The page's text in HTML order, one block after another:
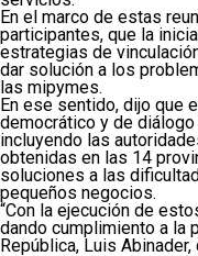
En el marco de estas
participantes, que la
estrategias de
dar solución a los
las mipymes.
En ese sentido, dijo que
democrático y de
incluyendo las
obtenidas en las 14
soluciones a las
pequeños negocios.
“Con la ejecución de
dando cumplimiento a la
República, Luis